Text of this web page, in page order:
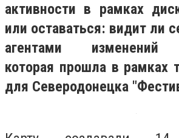
активности в рамках
или оставаться: видит ли
агентами изменений
которая прошла в рамках
для Северодонецка